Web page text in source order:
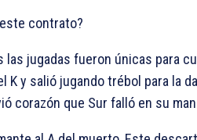
contrato?
jugadas fueron únicas para
K y salió jugando trébol para la
corazón que Sur falló en su